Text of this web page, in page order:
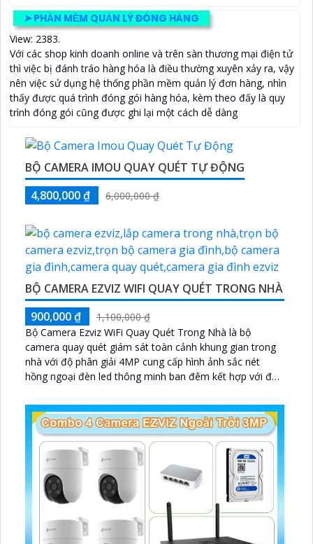
➤PHẦN MỀM QUẢN LÝ ĐÓNG HÀNG
View: 2383.
Với các shop kinh doanh online và trên sàn thương mại điện tử
thì việc bị đánh tráo hàng hóa là điều thường xuyên xảy ra, vậy
nên việc sử dụng hệ thống phần mềm quản lý đơn hàng, nhìn
thấy được quá trình đóng gói hàng hóa, kèm theo đấy là quy
trình đóng gói cũng được ghi lại một cách dễ dàng
BỘ CAMERA IMOU QUAY QUÉT TỰ ĐỘNG
4,800,000 ₫
6,000,000 ₫
BỘ CAMERA EZVIZ WIFI QUAY QUÉT TRONG NHÀ
900,000 ₫
1,100,000 ₫
Bộ Camera Ezviz WiFi Quay Quét Trong Nhà là bộ
camera quay quét giám sát toàn cảnh khung gian trong
nhà với độ phân giải 4MP cung cấp hình ảnh sắc nét
hồng ngoại đèn led thông minh ban đêm kết hợp với đầu
lâu dài